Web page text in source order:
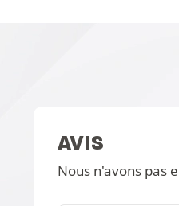
AVIS
Nous n'avons pas